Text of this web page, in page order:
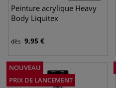
Peinture acrylique Heavy
Body Liquitex
dès 9,95 €
NOUVEAU
PRIX DE LANCEMENT